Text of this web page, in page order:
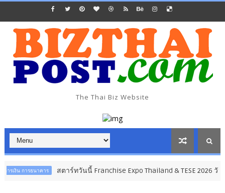
The Thai Biz Website
าคาร สตาร์ทวันนี้ Franchise Expo Thailand & TESE 2026 วัน ธุรกิจ ก